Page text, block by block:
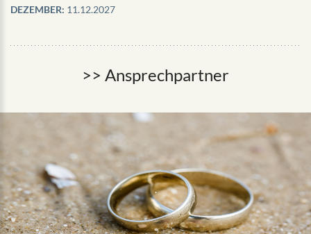
DEZEMBER: 11.12.2027
>> Ansprechpartner
.